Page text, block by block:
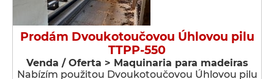
Prodám Dvoukotoučovou Úhlovou pilu
TTPP-550
Venda / Oferta > Maquinaria para madeiras
Nabízím použitou Dvoukotoučovou Úhlovou pilu